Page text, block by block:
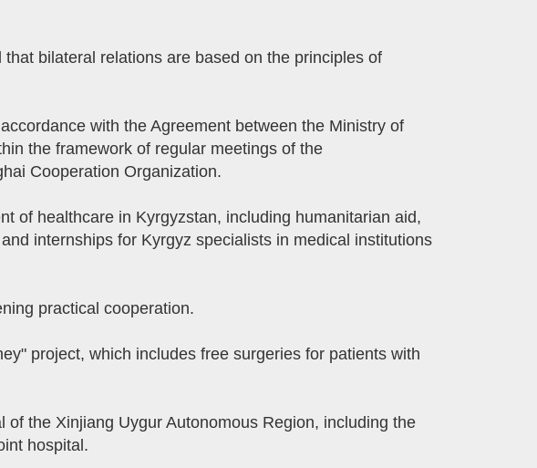
bilateral relations are based on the principles of
with the Agreement between the Ministry of
the framework of regular meetings of the
Cooperation Organization.
of healthcare in Kyrgyzstan, including humanitarian aid,
internships for Kyrgyz specialists in medical institutions
practical cooperation.
project, which includes free surgeries for patients with
the Xinjiang Uygur Autonomous Region, including the
hospital.